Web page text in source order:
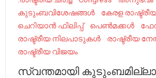
കുടുംബവിശേഷങ്ങൾ
കേരള
ചെറിയാൻ ഫിലിപ്പ്
പെണ്‍മക്കൾ
രാഷ്ട്രീയ നിലപാടുകൾ
രാഷ്ട്രീയ
രാഷ്ട്രീയ വിജയം
സ്വന്തമായി